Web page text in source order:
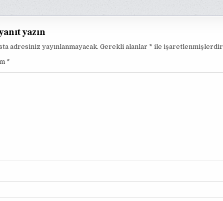
yazın
adresiniz yayınlanmayacak. Gerekli alanlar * ile işaretlenmişlerdir
*